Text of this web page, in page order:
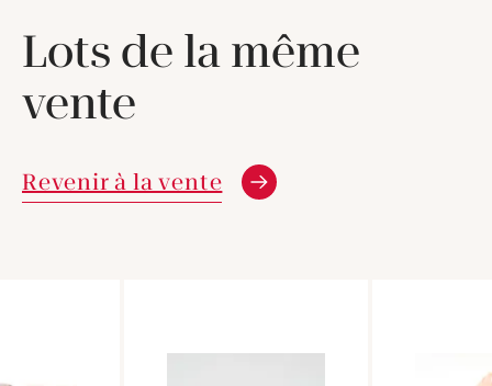
Lots de la même
vente
Revenir à la vente